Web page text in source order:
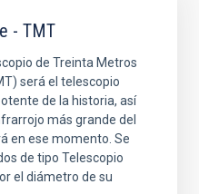
- TMT
de Treinta Metros
será el telescopio
de la historia, así
más grande del
en ese momento. Se
de tipo Telescopio
el diámetro de su